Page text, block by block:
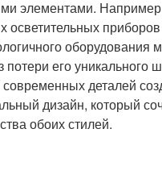
элементами.
осветительных
оборудования
потери его уникального
деталей
дизайн, который
обоих стилей.